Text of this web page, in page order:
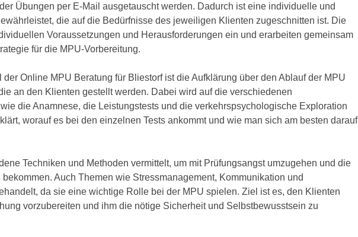
Übungen per E-Mail ausgetauscht werden. Dadurch ist eine individuelle und
die auf die Bedürfnisse des jeweiligen Klienten zugeschnitten ist. Die
Voraussetzungen und Herausforderungen ein und erarbeiten gemeinsam
für die MPU-Vorbereitung.
Online MPU Beratung für Bliestorf ist die Aufklärung über den Ablauf der MPU
an den Klienten gestellt werden. Dabei wird auf die verschiedenen
die Anamnese, die Leistungstests und die verkehrspsychologische Exploration
worauf es bei den einzelnen Tests ankommt und wie man sich am besten darauf
Techniken und Methoden vermittelt, um mit Prüfungsangst umzugehen und die
bekommen. Auch Themen wie Stressmanagement, Kommunikation und
da sie eine wichtige Rolle bei der MPU spielen. Ziel ist es, den Klienten
vorzubereiten und ihm die nötige Sicherheit und Selbstbewusstsein zu